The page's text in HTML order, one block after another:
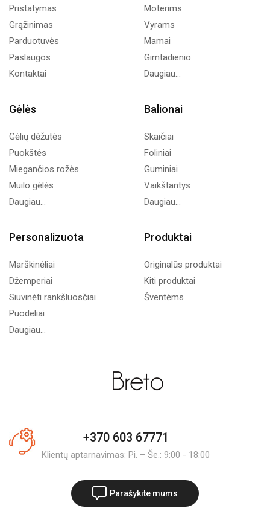
Pristatymas
Grąžinimas
Parduotuvės
Paslaugos
Kontaktai
Moterims
Vyrams
Mamai
Gimtadienio
Daugiau...
Gėlės
Gėlių dėžutės
Puokštės
Miegančios rožės
Muilo gėlės
Daugiau...
Balionai
Skaičiai
Foliniai
Guminiai
Vaikštantys
Daugiau...
Personalizuota
Marškinėliai
Džemperiai
Siuvinėti rankšluosčiai
Puodeliai
Daugiau...
Produktai
Originalūs produktai
Kiti produktai
Šventėms
+370 603 67771
Klientų aptarnavimas: Pi. – Še.: 9:00 - 18:00
Parašykite mums